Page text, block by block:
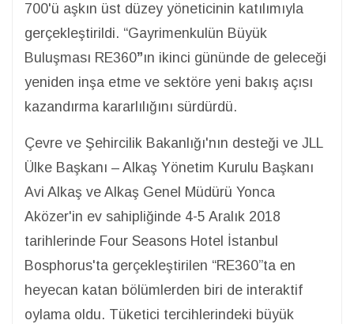
700'ü aşkın üst düzey yöneticinin katılımıyla
gerçekleştirildi. “Gayrimenkulün Büyük
Buluşması RE360”ın ikinci gününde de geleceği
yeniden inşa etme ve sektöre yeni bakış açısı
kazandırma kararlılığını sürdürdü.
Çevre ve Şehircilik Bakanlığı'nın desteği ve JLL
Ülke Başkanı – Alkaş Yönetim Kurulu Başkanı
Avi Alkaş ve Alkaş Genel Müdürü Yonca
Aközer'in ev sahipliğinde 4-5 Aralık 2018
tarihlerinde Four Seasons Hotel İstanbul
Bosphorus'ta gerçekleştirilen “RE360”ta en
heyecan katan bölümlerden biri de interaktif
oylama oldu. Tüketici tercihlerindeki büyük